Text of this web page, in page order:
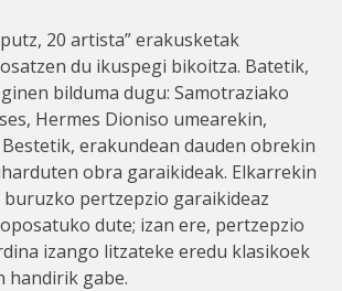
20 artista” erakusketak
du ikuspegi bikoitza. Batetik,
bilduma dugu: Samotraziako
Hermes Dioniso umearekin,
erakundean dauden obrekin
obra garaikideak. Elkarrekin
pertzepzio garaikideaz
dute; izan ere, pertzepzio
izango litzateke eredu klasikoek
handirik gabe.